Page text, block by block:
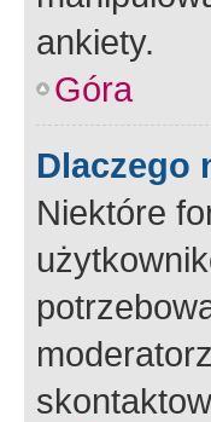
ankiety.
Góra
Dlaczego
Niektóre